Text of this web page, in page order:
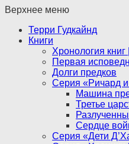
Верхнее меню
Терри Гудкайнд
Книги
Хронология
Первая
Долги предков
Серия «Ричард
Машина
Третье
Сердце
Серия «Дети